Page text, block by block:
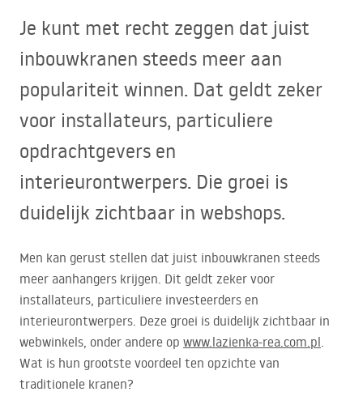
Je kunt met recht zeggen dat juist
inbouwkranen steeds meer aan
populariteit winnen. Dat geldt zeker
voor installateurs, particuliere
opdrachtgevers en
interieurontwerpers. Die groei is
duidelijk zichtbaar in webshops.
Men kan gerust stellen dat juist inbouwkranen steeds
meer aanhangers krijgen. Dit geldt zeker voor
installateurs, particuliere investeerders en
interieurontwerpers. Deze groei is duidelijk zichtbaar in
webwinkels, onder andere op www.lazienka-rea.com.pl.
Wat is hun grootste voordeel ten opzichte van
traditionele kranen?